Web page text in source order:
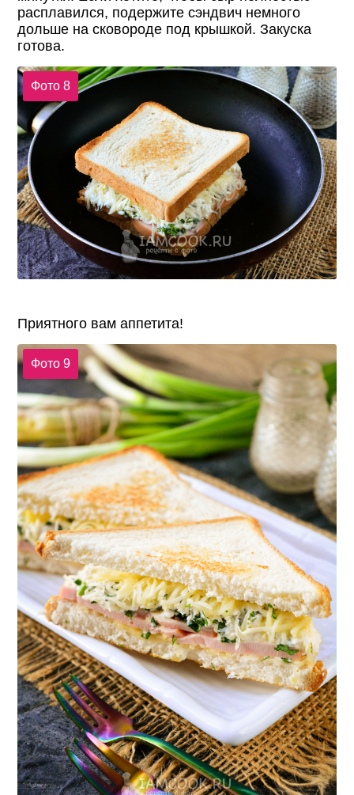
расплавился, подержите сэндвич немного
дольше на сковороде под крышкой. Закуска
готова.
Фото 8
Приятного вам аппетита!
Фото 9